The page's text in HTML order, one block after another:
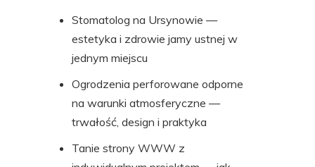
Stomatolog na Ursynowie —
estetyka i zdrowie jamy ustnej w
jednym miejscu
Ogrodzenia perforowane odporne
na warunki atmosferyczne —
trwałość, design i praktyka
Tanie strony WWW z